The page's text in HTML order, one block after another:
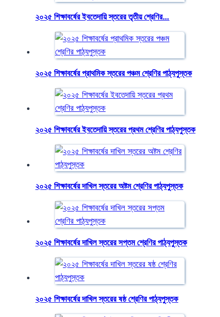
২০২৫ শিক্ষাবর্ষের ইবতেদায়ি স্তরের তৃতীয় শ্রেণির…
২০২৫ শিক্ষাবর্ষের প্রাথমিক স্তরের পঞ্চম শ্রেণির পাঠ্যপুস্তক
২০২৫ শিক্ষাবর্ষের ইবতেদায়ি স্তরের প্রথম শ্রেণির পাঠ্যপুস্তক
২০২৫ শিক্ষাবর্ষের দাখিল স্তরের অষ্টম শ্রেণির পাঠ্যপুস্তক
২০২৫ শিক্ষাবর্ষের দাখিল স্তরের সপ্তম শ্রেণির পাঠ্যপুস্তক
২০২৫ শিক্ষাবর্ষের দাখিল স্তরের ষষ্ঠ শ্রেণির পাঠ্যপুস্তক